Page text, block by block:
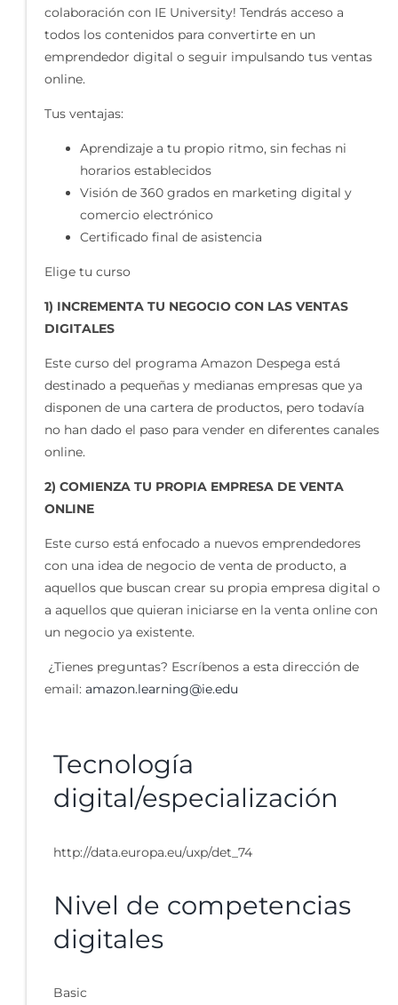
colaboración con IE University! Tendrás acceso a
todos los contenidos para convertirte en un
emprendedor digital o seguir impulsando tus ventas
online.
Tus ventajas:
Aprendizaje a tu propio ritmo, sin fechas ni
horarios establecidos
Visión de 360 grados en marketing digital y
comercio electrónico
Certificado final de asistencia
Elige tu curso
1) INCREMENTA TU NEGOCIO CON LAS VENTAS
DIGITALES
Este curso del programa Amazon Despega está
destinado a pequeñas y medianas empresas que ya
disponen de una cartera de productos, pero todavía
no han dado el paso para vender en diferentes canales
online.
2) COMIENZA TU PROPIA EMPRESA DE VENTA
ONLINE
Este curso está enfocado a nuevos emprendedores
con una idea de negocio de venta de producto, a
aquellos que buscan crear su propia empresa digital o
a aquellos que quieran iniciarse en la venta online con
un negocio ya existente.
¿Tienes preguntas? Escríbenos a esta dirección de
email: amazon.learning@ie.edu
Tecnología
digital/especialización
http://data.europa.eu/uxp/det_74
Nivel de competencias
digitales
Basic